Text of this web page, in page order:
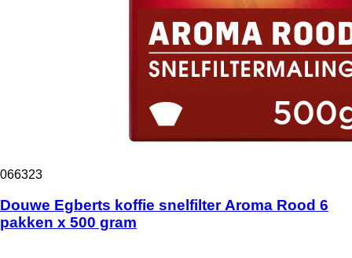
066323
Douwe Egberts koffie snelfilter Aroma Rood 6
pakken x 500 gram